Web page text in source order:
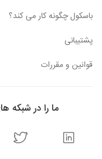
در رنگ های پایه آبی و
های پایه حلال های
می گیرد که عبارتند از:
پوشش دهی، قالب
پوشش سطوح مختلف
می‌شود. در قالب‌های
گیری استفاده می‌شود.
رنگ و رزین به کار
باسکول چگونه کار می کند؟
پشتیبانی
قوانین و مقررات
ما را در شبکه